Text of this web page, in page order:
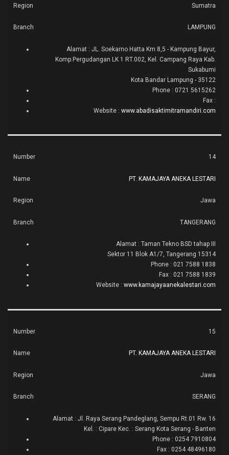
Sumatra
LAMPUNG
Alamat : JL. Soekarno Hatta Km 8,5 - Kampung Bayur,
Komp.Pergudangan LK 1 RT.002, Kel. Campang Raya Kab.
Sukabumi
Kota Bandar Lampung - 35122
Phone : 0721 5615262
Fax :
Website : www.abadisaktimitramandiri.com
14
PT. KAMAJAYA ANEKA LESTARI
Jawa
TANGERANG
Alamat : Taman Tekno BSD tahap III
Sektor 11 Blok A1/7, Tangerang 15314
Phone : 021 7588 1838
Fax : 021 7588 1839
Website : www.kamajayaanekalestari.com
15
PT. KAMAJAYA ANEKA LESTARI
Jawa
SERANG
Alamat : Jl. Raya Serang Pandeglang, Sempu Rt.01 Rw. 16
Kel. : Cipare Kec. : Serang Kota Serang - Banten
Phone : 0254 7910804
Fax : 0254 48496180